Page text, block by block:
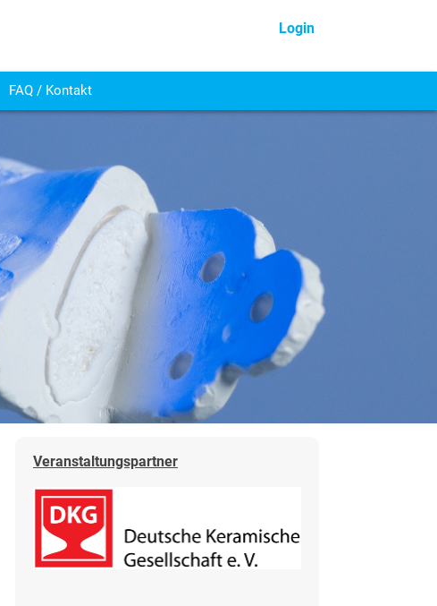
Login
FAQ / Kontakt
Veranstaltungspartner